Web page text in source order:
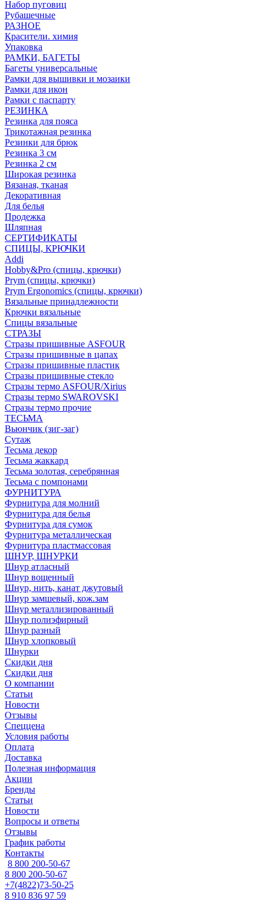
Набор пуговиц
Рубашечные
РАЗНОЕ
Красители. химия
Упаковка
РАМКИ, БАГЕТЫ
Багеты универсальные
Рамки для вышивки и мозаики
Рамки для икон
Рамки с паспарту
РЕЗИНКА
Резинка для пояса
Трикотажная резинка
Резинки для брюк
Резинка 3 см
Резинка 2 см
Широкая резинка
Вязаная, тканая
Декоративная
Для белья
Продежка
Шляпная
СЕРТИФИКАТЫ
СПИЦЫ, КРЮЧКИ
Addi
Hobby&Pro (спицы, крючки)
Prym (спицы, крючки)
Prym Ergonomics (спицы, крючки)
Вязальные принадлежности
Крючки вязальные
Спицы вязальные
СТРАЗЫ
Стразы пришивные ASFOUR
Стразы пришивные в цапах
Стразы пришивные пластик
Стразы пришивные стекло
Стразы термо ASFOUR/Xirius
Стразы термо SWAROVSKI
Стразы термо прочие
ТЕСЬМА
Вьюнчик (зиг-заг)
Сутаж
Тесьма декор
Тесьма жаккард
Тесьма золотая, серебрянная
Тесьма с помпонами
ФУРНИТУРА
Фурнитура для молний
Фурнитура для белья
Фурнитура для сумок
Фурнитура металлическая
Фурнитура пластмассовая
ШНУР, ШНУРКИ
Шнур атласный
Шнур вощенный
Шнур, нить, канат джутовый
Шнур замшевый, кож.зам
Шнур металлизированный
Шнур полиэфирный
Шнур разный
Шнур хлопковый
Шнурки
Скидки дня
Скидки дня
О компании
Статьи
Новости
Отзывы
Спеццена
Условия работы
Оплата
Доставка
Полезная информация
Акции
Бренды
Статьи
Новости
Вопросы и ответы
Отзывы
График работы
Контакты
8 800 200-50-67
8 800 200-50-67
+7(4822)73-50-25
8 910 836 97 59